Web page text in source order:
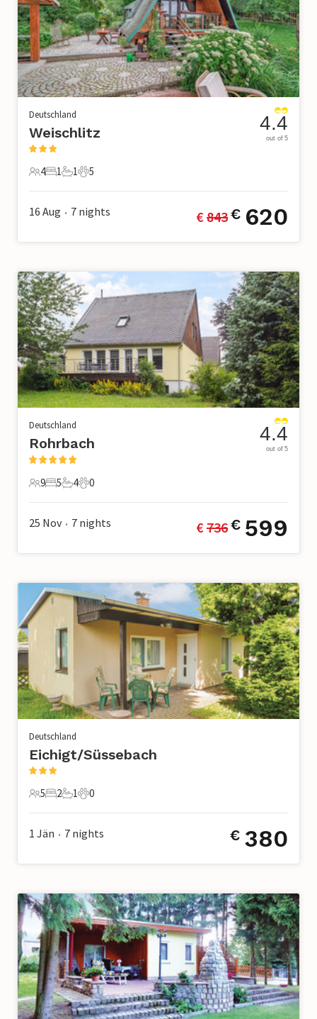
Deutschland
Weischlitz
4 Gäste
4
1 Schlafzimmer
1
1 Badezimmer
1
5 Haustiere
5
4.4
out of 5
16 Aug • 7 nights € 843€ 620
Deutschland
Rohrbach
9 Gäste
9
5 Schlafzimmer
5
4 Badezimmer
4
0 Haustiere
0
4.4
out of 5
25 Nov • 7 nights € 736€ 599
Deutschland
Eichigt/Süssebach
5 Gäste
5
2 Schlafzimmer
2
1 Badezimmer
1
0 Haustiere
0
1 Jän • 7 nights € 380